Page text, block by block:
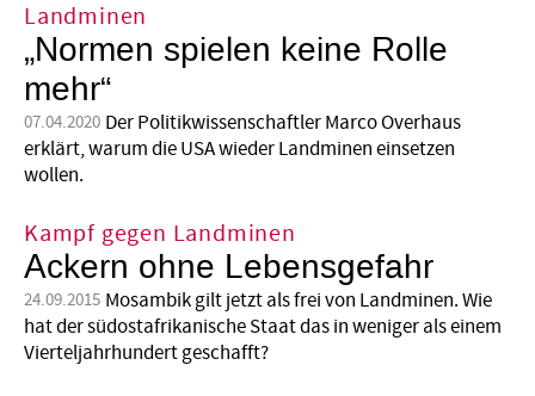
Landminen
„Normen spielen keine Rolle
mehr“
07.04.2020 Der Politikwissenschaftler Marco Overhaus
erklärt, warum die USA wieder Landminen einsetzen
wollen.
Kampf gegen Landminen
Ackern ohne Lebensgefahr
24.09.2015 Mosambik gilt jetzt als frei von Landminen. Wie
hat der südostafrikanische Staat das in weniger als einem
Vierteljahrhundert geschafft?